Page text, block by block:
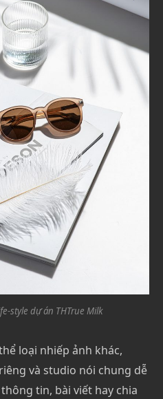
style dự án THTrue Milk
loại nhiếp ảnh khác,
và studio nói chung dễ
tin, bài viết hay chia